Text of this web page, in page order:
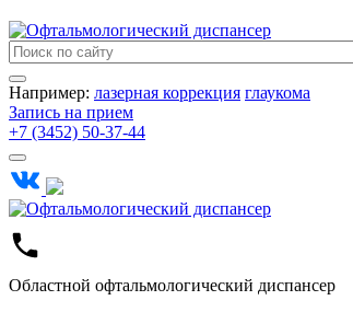
Например: лазерная коррекция глаукома
Запись на прием
+7 (3452) 50-37-44
Областной офтальмологический диспансер